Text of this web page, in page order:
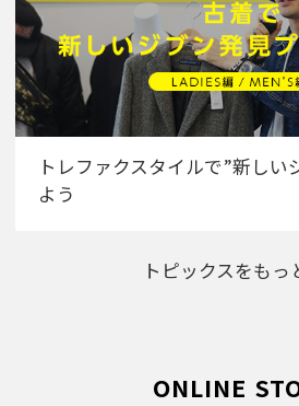
トレファクスタイルで”新しい
よう
トピックスをもっ
ONLINE